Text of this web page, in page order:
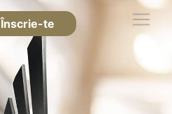
Înscrie-te